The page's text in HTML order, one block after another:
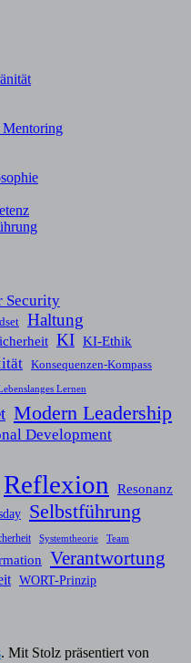
Security
Haltung
KI KI-Ethik
Konsequenzen-Kompass
Lernen
Modern Leadership
Development
Reflexion
Resonanz
Selbstführung
Systemtheorie Team
Verantwortung
WORT-Prinzip
. Mit Stolz präsentiert von